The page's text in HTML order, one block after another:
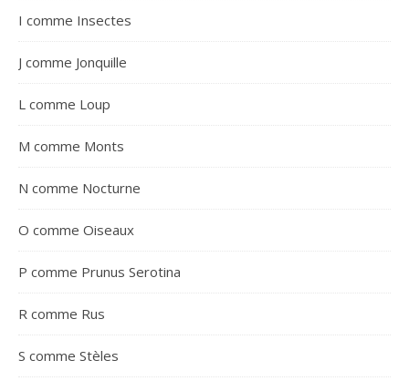
I comme Insectes
J comme Jonquille
L comme Loup
M comme Monts
N comme Nocturne
O comme Oiseaux
P comme Prunus Serotina
R comme Rus
S comme Stèles